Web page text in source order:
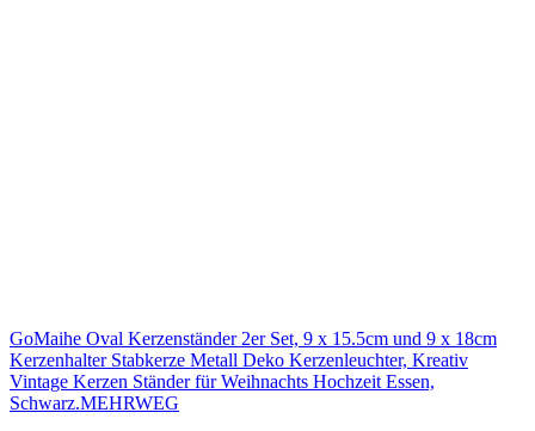
GoMaihe Oval Kerzenständer 2er Set, 9 x 15.5cm und 9 x 18cm
Kerzenhalter Stabkerze Metall Deko Kerzenleuchter, Kreativ
Vintage Kerzen Ständer für Weihnachts Hochzeit Essen,
Schwarz.MEHRWEG